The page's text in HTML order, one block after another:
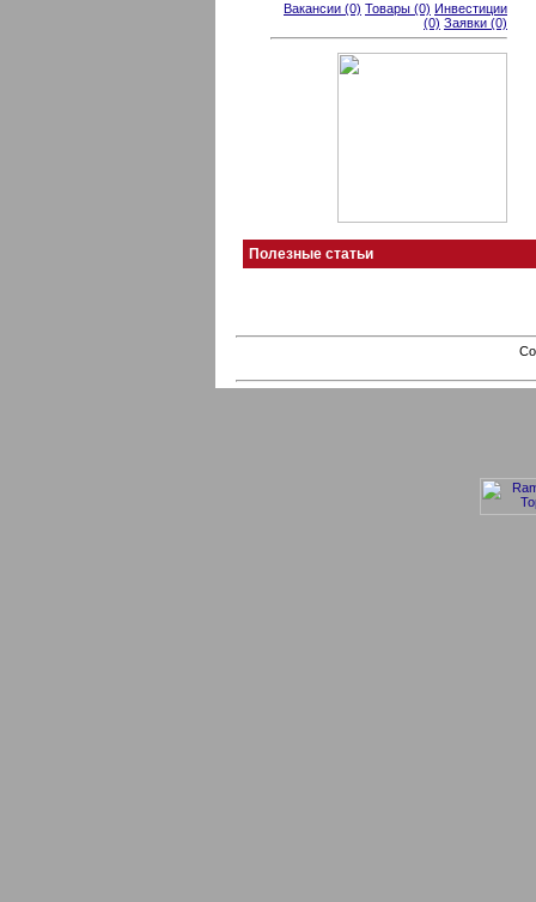
Вакансии (0) Товары (0) Инвестиции
(0) Заявки (0)
Полезные статьи